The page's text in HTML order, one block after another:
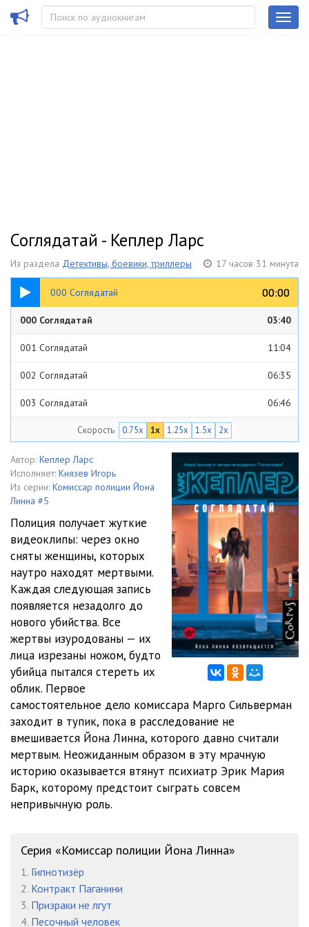
Соглядатай - Кеплер Ларс
Из раздела Детективы, боевики, триллеры 17 часов 31 минута
000 Соглядатай 00:00
00:00
03:40
000 Соглядатай 03:40
001 Соглядатай 11:04
002 Соглядатай 06:35
003 Соглядатай 06:46
004 Соглядатай
005 Соглядатай
006 Соглядатай 07:09
09:55
008 Соглядатай 08:34
009 Соглядатай 08:01
010 Соглядатай 03:39
011 Соглядатай 11:01
012 Соглядатай 05:18
013 Соглядатай
014 Соглядатай 05:23
015 Соглядатай 10:38
016 Соглядатай
017 Соглядатай
019 Соглядатай
020 Соглядатай
021 Соглядатай
Скорость 0.75x 1x 1.25x 1.5x 2x
Автор: Кеплер Ларс
Исполняет: Князев Игорь
Из серии: Комиссар полиции Йона
Линна #5
Полиция получает жуткие
видеоклипы: через окно
сняты женщины, которых
наутро находят мертвыми.
Каждая следующая запись
появляется незадолго до
нового убийства. Все
жертвы изуродованы — их
лица изрезаны ножом, будто
убийца пытался стереть их
облик. Первое
самостоятельное дело комиссара Марго Сильверман
заходит в тупик, пока в расследование не
вмешивается Йона Линна, которого давно считали
мертвым. Неожиданным образом в эту мрачную
историю оказывается втянут психиатр Эрик Мария
Барк, которому предстоит сыграть совсем
непривычную роль.
Серия «Комиссар полиции Йона Линна»
1. Гипнотизёр
2. Контракт Паганини
3. Призраки не лгут
4. Песочный человек